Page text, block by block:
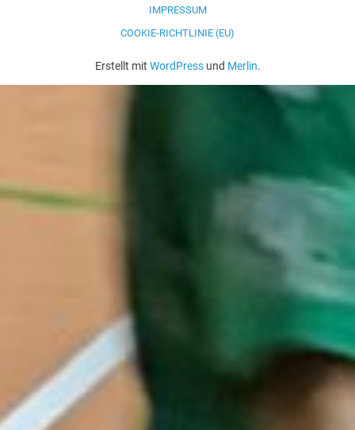
IMPRESSUM
COOKIE-RICHTLINIE (EU)
Erstellt mit WordPressund Merlin.